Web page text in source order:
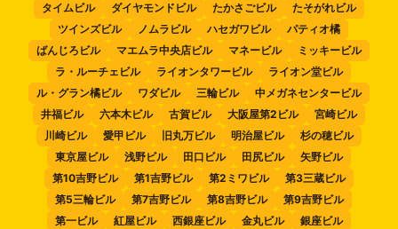
タイムビル
ダイヤモンドビル たかさごビル
たそがれビル
ツインズビル
ノムラビル ハセガワビル
パティオ橘
ばんじろビル
マエムラ中央店ビル マネービル
ミッキービル
ラ・ルーチェビル
ライオンタワービル
ライオン堂ビル
ル・グラン橘ビル
ワダビル 三輪ビル
中メガネセンタービル
井福ビル
六本木ビル 古賀ビル 大阪屋第2ビル
宮崎ビル
川崎ビル
愛甲ビル 旧丸万ビル 明治屋ビル
杉の穂ビル
東京屋ビル
浅野ビル 田口ビル 田尻ビル
矢野ビル
第10吉野ビル
第1吉野ビル 第2ミワビル
第3三蔵ビル
第5三輪ビル
第7吉野ビル 第8吉野ビル
第9吉野ビル
第一ビル
紅屋ビル 西銀座ビル 金丸ビル
銀座ビル